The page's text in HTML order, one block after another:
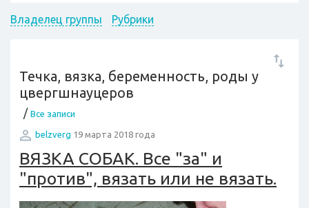
Владелец группы Рубрики
Течка, вязка, беременность, роды у
цвергшнауцеров
/ Все записи
belzverg 19 марта 2018 года
ВЯЗКА СОБАК. Все "за" и
"против", вязать или не вязать.